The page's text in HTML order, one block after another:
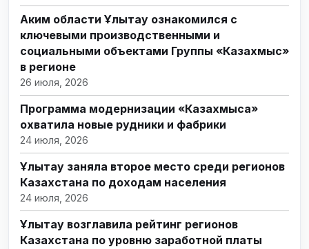
Аким области Ұлытау ознакомился с
ключевыми производственными и
социальными объектами Группы «Казахмыс»
в регионе
26 июля, 2026
Программа модернизации «Казахмыса»
охватила новые рудники и фабрики
24 июля, 2026
Ұлытау заняла второе место среди регионов
Казахстана по доходам населения
24 июля, 2026
Ұлытау возглавила рейтинг регионов
Казахстана по уровню заработной платы